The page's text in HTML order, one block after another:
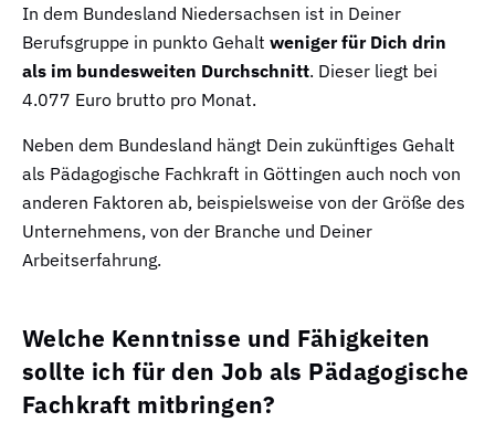
In dem Bundesland Niedersachsen ist in Deiner
Berufsgruppe in punkto Gehalt weniger für Dich drin
als im bundesweiten Durchschnitt. Dieser liegt bei
4.077 Euro brutto pro Monat.
Neben dem Bundesland hängt Dein zukünftiges Gehalt
als Pädagogische Fachkraft in Göttingen auch noch von
anderen Faktoren ab, beispielsweise von der Größe des
Unternehmens, von der Branche und Deiner
Arbeitserfahrung.
Welche Kenntnisse und Fähigkeiten
sollte ich für den Job als Pädagogische
Fachkraft mitbringen?